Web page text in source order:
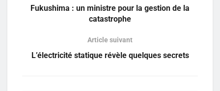
Fukushima : un ministre pour la gestion de la
catastrophe
Article suivant
L’électricité statique révèle quelques secrets